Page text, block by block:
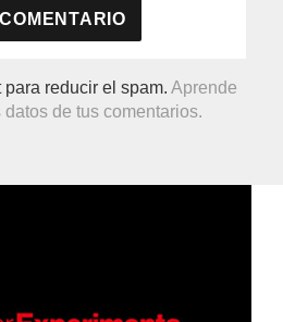
para reducir el spam.Aprende
de tus comentarios.